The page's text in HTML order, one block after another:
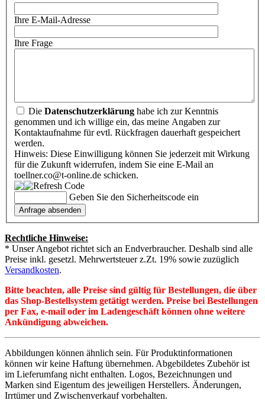
Ihre E-Mail-Adresse
Ihre Frage
Die Datenschutzerklärung habe ich zur Kenntnis
genommen und ich willige ein, das meine Angaben zur
Kontaktaufnahme für evtl. Rückfragen dauerhaft gespeichert
werden.
Hinweis: Diese Einwilligung können Sie jederzeit mit Wirkung
für die Zukunft widerrufen, indem Sie eine E-Mail an
toellner.co@t-online.de schicken.
Geben Sie den Sicherheitscode ein
Rechtliche Hinweise:
* Unser Angebot richtet sich an Endverbraucher. Deshalb sind alle
Preise inkl. gesetzl. Mehrwertsteuer z.Zt. 19% sowie zuzüglich
Versandkosten.
Bitte beachten, alle Preise sind gültig für Bestellungen, die über
das Shop-Bestellsystem getätigt werden. Preise bei Bestellungen
per Fax, e-mail oder im Ladengeschäft können ohne weitere
Ankündigung abweichen.
Abbildungen können ähnlich sein. Für Produktinformationen
können wir keine Haftung übernehmen. Abgebildetes Zubehör ist
im Lieferumfang nicht enthalten. Logos, Bezeichnungen und
Marken sind Eigentum des jeweiligen Herstellers. Änderungen,
Irrtümer und Zwischenverkauf vorbehalten.